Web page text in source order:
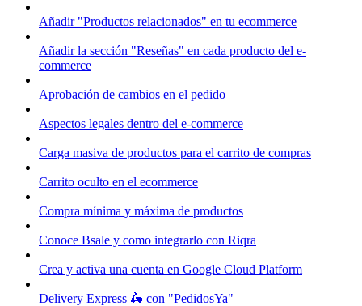
Añadir "Productos relacionados" en tu ecommerce
Añadir la sección "Reseñas" en cada producto del e-
commerce
Aprobación de cambios en el pedido
Aspectos legales dentro del e-commerce
Carga masiva de productos para el carrito de compras
Carrito oculto en el ecommerce
Compra mínima y máxima de productos
Conoce Bsale y como integrarlo con Riqra
Crea y activa una cuenta en Google Cloud Platform
Delivery Express 🛵 con "PedidosYa"